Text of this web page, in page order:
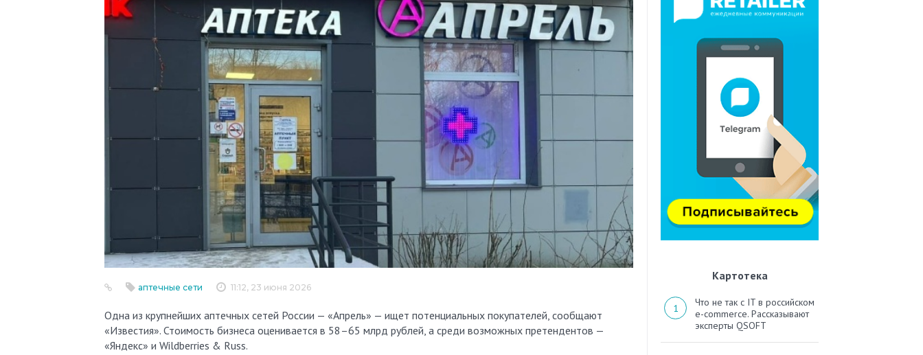
11:12, 23 июня 2026
аптечные сети
Одна из крупнейших аптечных сетей России — «Апрель» — ищет потенциальных покупателей, сообщают
«Известия». Стоимость бизнеса оценивается в 58–65 млрд рублей, а среди возможных претендентов —
«Яндекс» и Wildberries & Russ.
Картотека
Что не так с IT в российском
e-commerce. Рассказывают
эксперты QSOFT